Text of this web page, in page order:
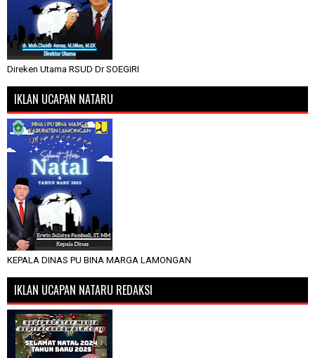
Direken Utama RSUD Dr SOEGIRI
IKLAN UCAPAN NATARU
KEPALA DINAS PU BINA MARGA LAMONGAN
IKLAN UCAPAN NATARU REDAKSI